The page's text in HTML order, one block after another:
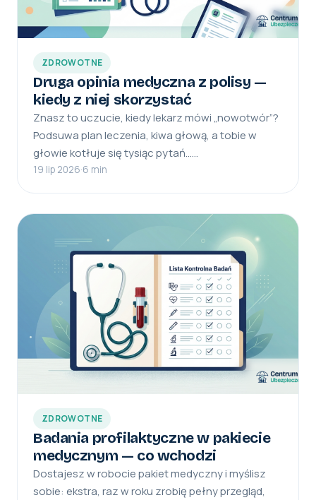
ZDROWOTNE
Druga opinia medyczna z polisy —
kiedy z niej skorzystać
Znasz to uczucie, kiedy lekarz mówi „nowotwór”?
Podsuwa plan leczenia, kiwa głową, a tobie w
głowie kotłuje się tysiąc pytań……
19 lip 2026·6 min
ZDROWOTNE
Badania profilaktyczne w pakiecie
medycznym — co wchodzi
Dostajesz w robocie pakiet medyczny i myślisz
sobie: ekstra, raz w roku zrobię pełny przegląd,